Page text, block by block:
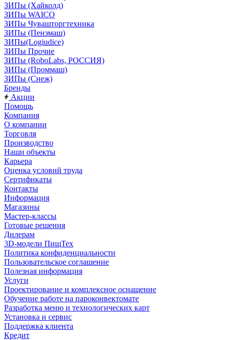
ЗИПы (Хайколд)
ЗИПы WAICO
ЗИПы Чувашторгтехника
ЗИПы (Пензмаш)
ЗИПы(Logiudice)
ЗИПы Прочие
ЗИПы (RoboLabs, РОССИЯ)
ЗИПы (Проммаш)
ЗИПы (Снеж)
Бренды
Акции
Помощь
Компания
О компании
Торговля
Производство
Наши объекты
Карьера
Оценка условий труда
Сертификаты
Контакты
Информация
Магазины
Мастер-классы
Готовые решения
Дилерам
3D-модели ПищТех
Политика конфиденциальности
Пользовательское соглашение
Полезная информация
Услуги
Проектирование и комплексное оснащение
Обучение работе на пароконвектомате
Разработка меню и технологических карт
Установка и сервис
Поддержка клиента
Кредит